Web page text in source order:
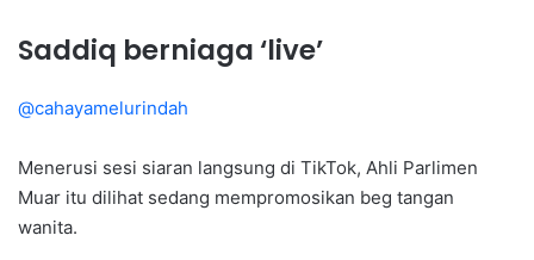
Saddiq berniaga ‘live’
@cahayamelurindah
Menerusi sesi siaran langsung di TikTok, Ahli Parlimen
Muar itu dilihat sedang mempromosikan beg tangan
wanita.